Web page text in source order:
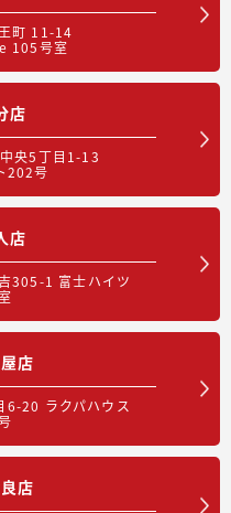
町 11-14
105号室
店
央5丁目1-13
202号
店
305-1 富士ハイツ
店
6-20 ラクパハウス
店